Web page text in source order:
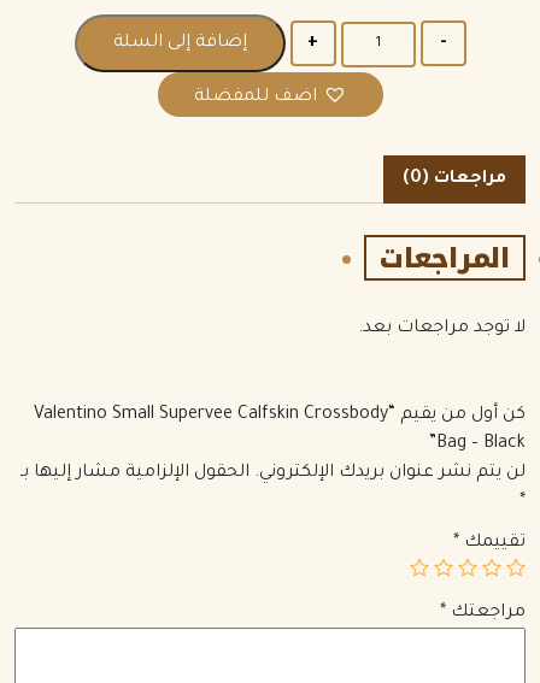
إضافة إلى السلة
اضف للمفضلة
مراجعات (0)
المراجعات
لا توجد مراجعات بعد.
كن أول من يقيم “Valentino Small Supervee Calfskin Crossbody
Bag – Black”
لن يتم نشر عنوان بريدك الإلكتروني. الحقول الإلزامية مشار إليها بـ
*
تقييمك *
مراجعتك *